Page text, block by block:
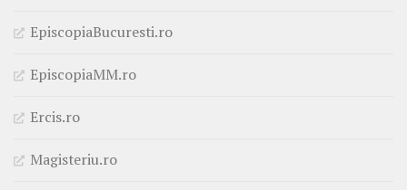
EpiscopiaBucuresti.ro
EpiscopiaMM.ro
Ercis.ro
Magisteriu.ro